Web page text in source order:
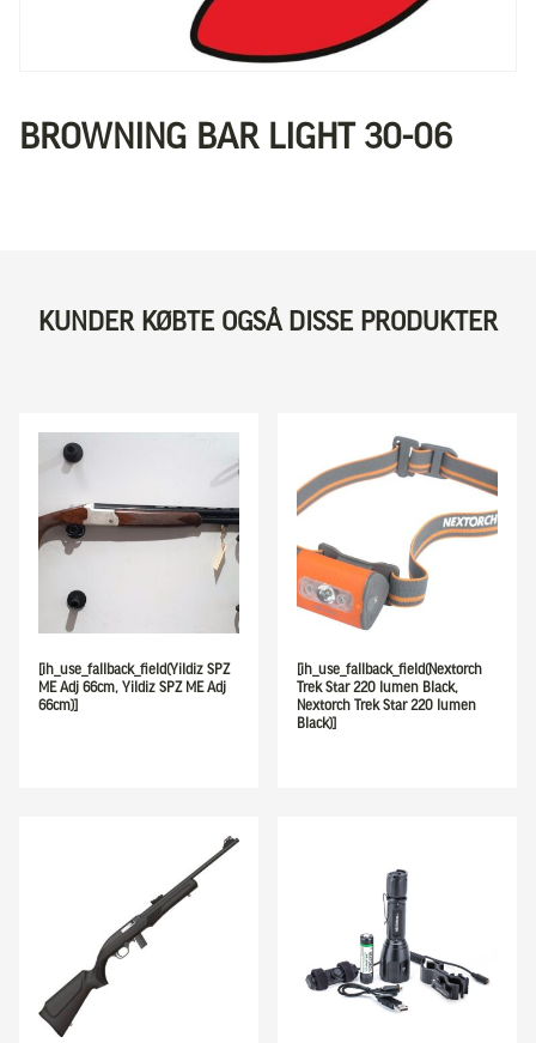
BROWNING BAR LIGHT 30-06
KUNDER KØBTE OGSÅ DISSE PRODUKTER
[ih_use_fallback_field(Yildiz SPZ
ME Adj 66cm, Yildiz SPZ ME Adj
66cm)]
[ih_use_fallback_field(Nextorch
Trek Star 220 lumen Black,
Nextorch Trek Star 220 lumen
Black)]